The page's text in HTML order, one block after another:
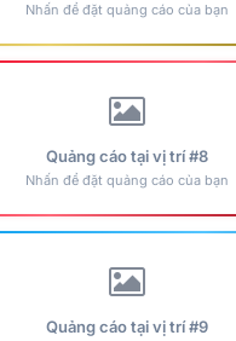
Nhấn để đặt quảng cáo của bạn
Quảng cáo tại vị trí #8
Nhấn để đặt quảng cáo của bạn
Quảng cáo tại vị trí #9